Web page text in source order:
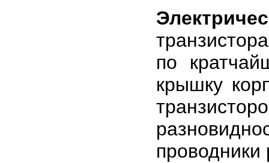
по
крышку
проводники